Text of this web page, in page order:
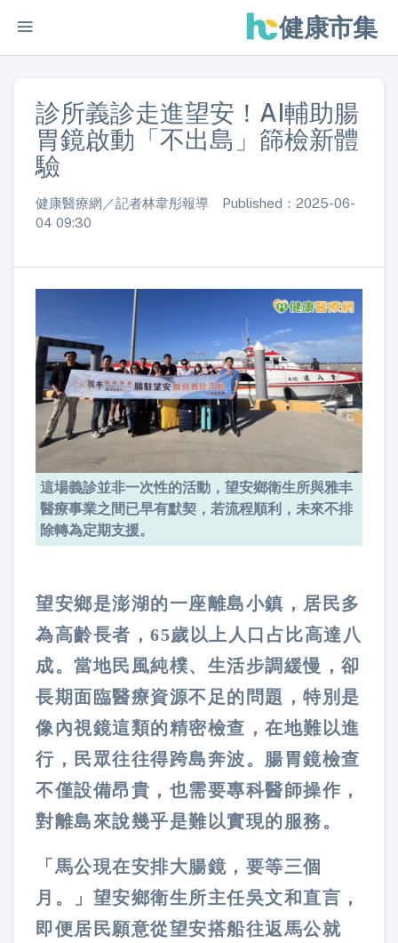
健康市集
診所義診走進望安！AI輔助腸
胃鏡啟動「不出島」篩檢新體
驗
健康醫療網／記者林韋彤報導 Published：2025-06-
04 09:30
這場義診並非一次性的活動，望安鄉衛生所與雅丰
醫療事業之間已早有默契，若流程順利，未來不排
除轉為定期支援。
望安鄉是澎湖的一座離島小鎮，居民多
為高齡長者，65歲以上人口占比高達八
成。當地民風純樸、生活步調緩慢，卻
長期面臨醫療資源不足的問題，特別是
像內視鏡這類的精密檢查，在地難以進
行，民眾往往得跨島奔波。腸胃鏡檢查
不僅設備昂貴，也需要專科醫師操作，
對離島來說幾乎是難以實現的服務。
「馬公現在安排大腸鏡，要等三個
月。」望安鄉衛生所主任吳文和直言，
即便居民願意從望安搭船往返馬公就